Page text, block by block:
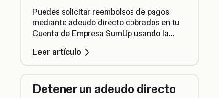
Puedes solicitar reembolsos de pagos
mediante adeudo directo cobrados en tu
Cuenta de Empresa SumUp usando la
Leer artículo
Detener un adeudo directo